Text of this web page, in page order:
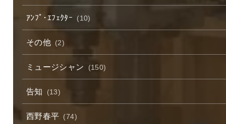
ｱﾝﾌﾟ･ｴﾌｪｸﾀｰ (10)
その他 (2)
ミュージシャン (150)
告知 (13)
西野春平 (74)